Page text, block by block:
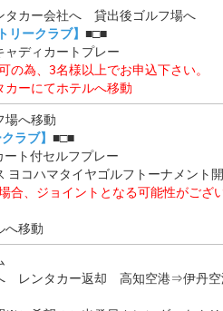
タカー会社へ 貸出後ゴルフ場へ
リークラブ】 ■□■
ディカートプレー
為、3名様以上でお申込下さい。
ーにてホテルへ移動
場へ移動
ラブ】 ■□■
ト付セルフプレー
ヨコハマタイヤゴルフトーナメント
合、ジョイントとなる可能性がござ
へ移動
レンタカー返却 高知空港⇒伊丹